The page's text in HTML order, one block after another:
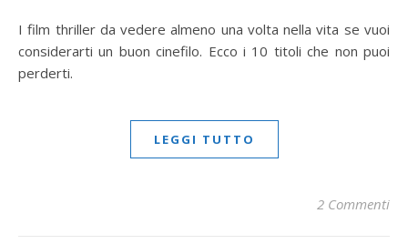
I film thriller da vedere almeno una volta nella vita se vuoi
considerarti un buon cinefilo. Ecco i 10 titoli che non puoi
perderti.
LEGGI TUTTO
2 Commenti